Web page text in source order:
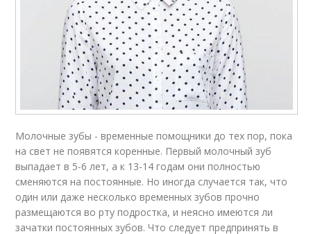
Молочные зубы - временные помощники до тех пор, пока
на свет не появятся коренные. Первый молочный зуб
выпадает в 5-6 лет, а к 13-14 годам они полностью
сменяются на постоянные. Но иногда случается так, что
один или даже несколько временных зубов прочно
размещаются во рту подростка, и неясно имеются ли
зачатки постоянных зубов. Что следует предпринять в